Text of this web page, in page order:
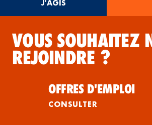
J'AGIS
VOUS SOUHAITEZ
REJOINDRE ?
OFFRES D'EMPLOI
CONSULTER